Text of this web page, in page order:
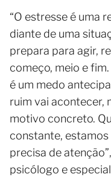
“O estresse é uma
diante de uma
prepara para agir,
começo, meio e
é um medo
ruim vai acontecer,
motivo concreto.
constante,
precisa de
psicólogo e